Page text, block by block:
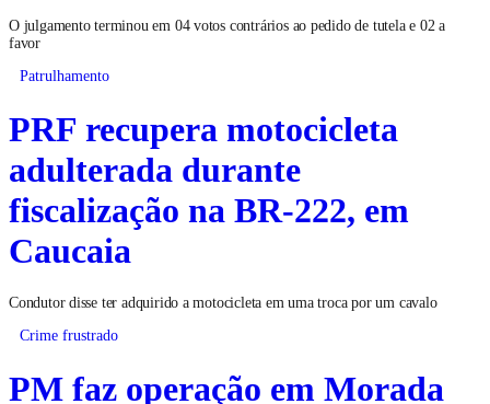
O julgamento terminou em 04 votos contrários ao pedido de tutela e 02 a
favor
Patrulhamento
PRF recupera motocicleta
adulterada durante
fiscalização na BR-222, em
Caucaia
Condutor disse ter adquirido a motocicleta em uma troca por um cavalo
Crime frustrado
PM faz operação em Morada